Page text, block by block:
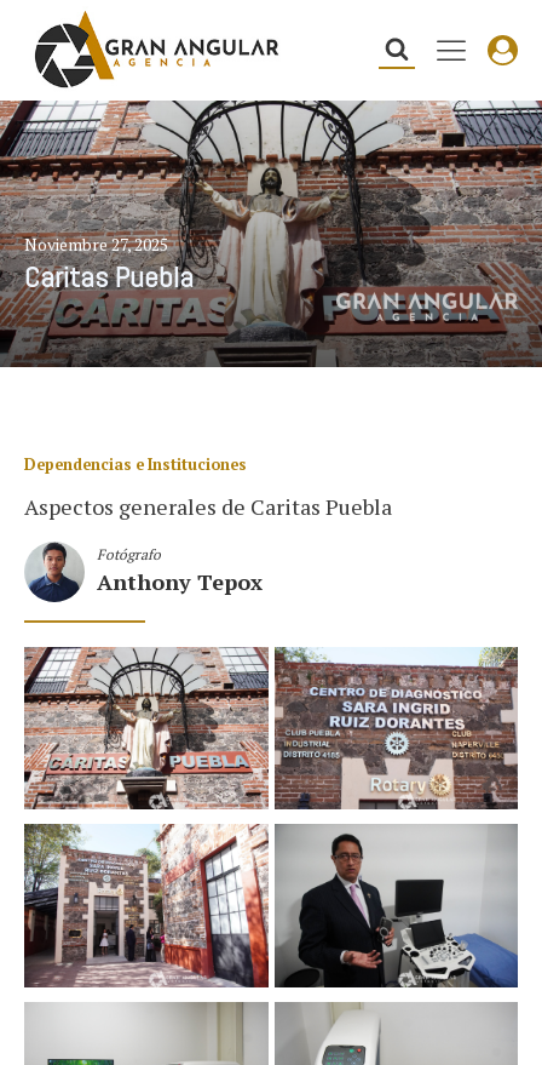
Noviembre 27, 2025
Caritas Puebla
Dependencias e Instituciones
Aspectos generales de Caritas Puebla
Fotógrafo
Anthony Tepox